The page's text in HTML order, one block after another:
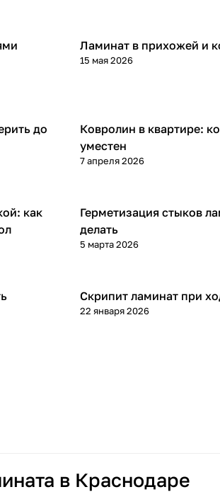
Напольные покрытия
Ламинат в прихожей и
15 мая 2026
до
Напольные покрытия
Ковролин в квартире:
уместен
7 апреля 2026
как
Напольные покрытия
Герметизация стыков
делать
5 марта 2026
Напольные покрытия
Скрипит ламинат при
22 января 2026
в Краснодаре